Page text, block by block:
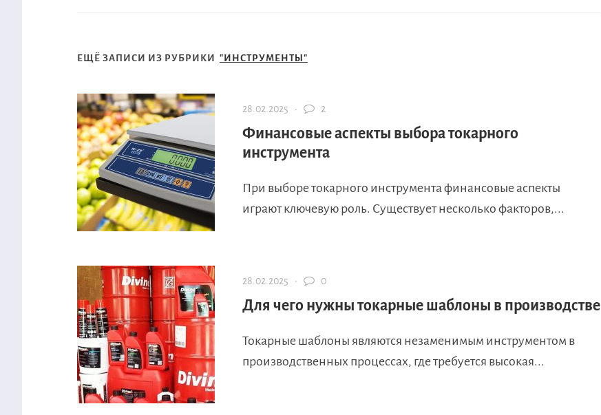
ЕЩЁ ЗАПИСИ ИЗ РУБРИКИ "ИНСТРУМЕНТЫ"
28.02.2025 · 2
Финансовые аспекты выбора токарного
инструмента
При выборе токарного инструмента финансовые аспекты
играют ключевую роль. Существует несколько факторов,...
28.02.2025 · 0
Для чего нужны токарные шаблоны в производстве
Токарные шаблоны являются незаменимым инструментом в
производственных процессах, где требуется высокая...